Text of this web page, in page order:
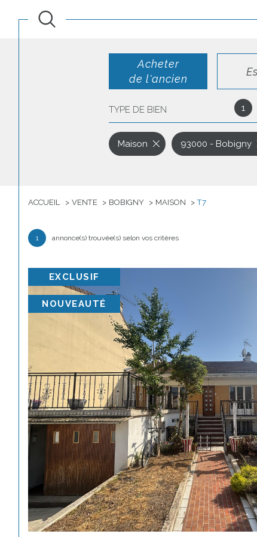
Acheter
de l'ancien
de l'ancien
de l'immo pro
TYPE DE BIEN 1
Maison 93000 - Bobigny
ACCUEIL VENTE BOBIGNY MAISON T7
1 annonce(s) trouvée(s) selon vos critères
EXCLUSIF
NOUVEAUTÉ